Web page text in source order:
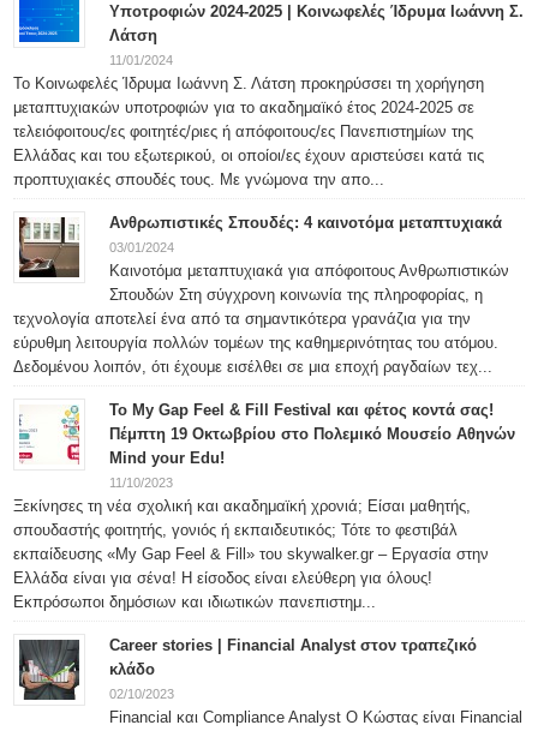
Υποτροφιών 2024-2025 | Κοινωφελές Ίδρυμα Ιωάννη Σ.
Λάτση
11/01/2024
Το Κοινωφελές Ίδρυμα Ιωάννη Σ. Λάτση προκηρύσσει τη χορήγηση
μεταπτυχιακών υποτροφιών για το ακαδημαϊκό έτος 2024-2025 σε
τελειόφοιτους/ες φοιτητές/ριες ή απόφοιτους/ες Πανεπιστημίων της
Ελλάδας και του εξωτερικού, οι οποίοι/ες έχουν αριστεύσει κατά τις
προπτυχιακές σπουδές τους. Με γνώμονα την απο...
Ανθρωπιστικές Σπουδές: 4 καινοτόμα μεταπτυχιακά
03/01/2024
Καινοτόμα μεταπτυχιακά για απόφοιτους Ανθρωπιστικών
Σπουδών Στη σύγχρονη κοινωνία της πληροφορίας, η
τεχνολογία αποτελεί ένα από τα σημαντικότερα γρανάζια για την
εύρυθμη λειτουργία πολλών τομέων της καθημερινότητας του ατόμου.
Δεδομένου λοιπόν, ότι έχουμε εισέλθει σε μια εποχή ραγδαίων τεχ...
To My Gap Feel & Fill Festival και φέτος κοντά σας!
Πέμπτη 19 Οκτωβρίου στο Πολεμικό Μουσείο Αθηνών
Mind your Edu!
11/10/2023
Ξεκίνησες τη νέα σχολική και ακαδημαϊκή χρονιά; Είσαι μαθητής,
σπουδαστής φοιτητής, γονιός ή εκπαιδευτικός; Τότε το φεστιβάλ
εκπαίδευσης «My Gap Feel & Fill» του skywalker.gr – Εργασία στην
Ελλάδα είναι για σένα! Η είσοδος είναι ελεύθερη για όλους!
Εκπρόσωποι δημόσιων και ιδιωτικών πανεπιστημ...
Career stories | Financial Analyst στον τραπεζικό
κλάδο
02/10/2023
Financial και Compliance Analyst Ο Κώστας είναι Financial